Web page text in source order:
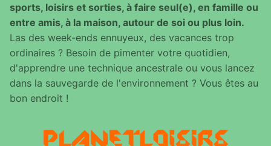
sports, loisirs et sorties, à faire seul(e), en famille ou
entre amis, à la maison, autour de soi ou plus loin.
Las des week-ends ennuyeux, des vacances trop
ordinaires ? Besoin de pimenter votre quotidien,
d'apprendre une technique ancestrale ou vous lancez
dans la sauvegarde de l'environnement ? Vous êtes au
bon endroit !